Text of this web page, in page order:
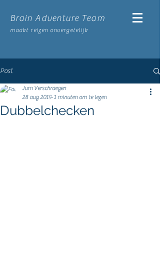
Brain Adventure Team
maakt reizen onvergetelijk
Post
Dubbelchecken
Jurn Verschraegen
28 aug 2019 1 minuten om te lezen